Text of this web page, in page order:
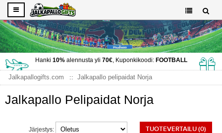
Hanki 10%alennusta yli 70€, Kuponkikoodi: FOOTBALL
Jalkapallogifts.com Jalkapallo pelipaidat Norja
Jalkapallo Pelipaidat Norja
TUOTEVERTAILU (0)
Järjestys: